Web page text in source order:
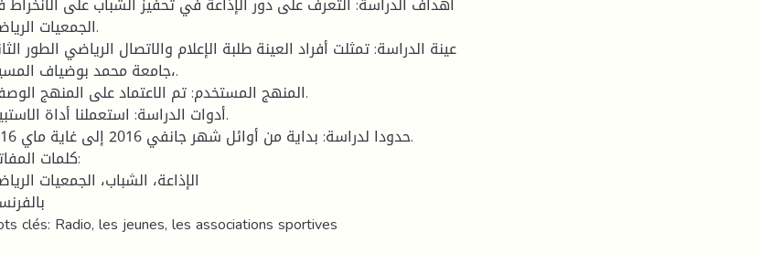
الجمعيات
عينة الدراسة: تمثلت أفراد العينة طلبة الإعلام والاتصال الرياضي الطور
،جامعة محمد بوضياف
المنهج المستخدم: تم الاعتماد على المنهج
أدوات الدراسة: استعملنا أداة
حدودا لدراسة: بداية
كلمات
الإذاعة، الشباب، الجمعيات
clés: Radio, les jeunes, les associations sportives